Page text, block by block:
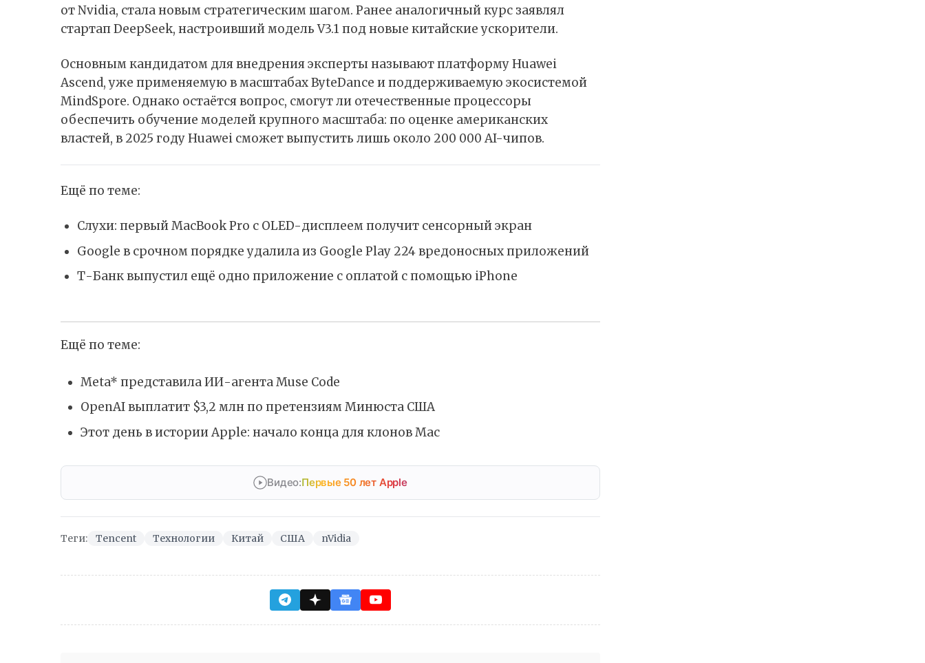
от Nvidia, стала новым стратегическим шагом. Ранее аналогичный курс заявлял
стартап DeepSeek, настроивший модель V3.1 под новые китайские ускорители.
Основным кандидатом для внедрения эксперты называют платформу Huawei
Ascend, уже применяемую в масштабах ByteDance и поддерживаемую экосистемой
MindSpore. Однако остаётся вопрос, смогут ли отечественные процессоры
обеспечить обучение моделей крупного масштаба: по оценке американских
властей, в 2025 году Huawei сможет выпустить лишь около 200 000 AI-чипов.
Ещё по теме:
Слухи: первый MacBook Pro с OLED-дисплеем получит сенсорный экран
Google в срочном порядке удалила из Google Play 224 вредоносных приложений
Т-Банк выпустил ещё одно приложение с оплатой с помощью iPhone
Ещё по теме:
Meta* представила ИИ-агента Muse Code
OpenAI выплатит $3,2 млн по претензиям Минюста США
Этот день в истории Apple: начало конца для клонов Mac
Видео:Первые 50 лет Apple
Теги: Tencent Технологии Китай США nVidia